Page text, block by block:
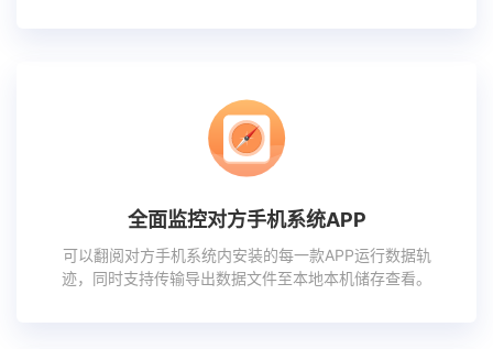
全面监控对方手机系统APP
可以翻阅对方手机系统内安装的每一款APP运行数据轨
迹，同时支持传输导出数据文件至本地本机储存查看。